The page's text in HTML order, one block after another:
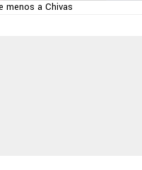
menos a Chivas